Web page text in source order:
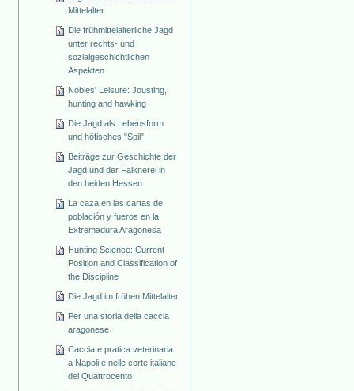
Mittelalter
Die frühmittelalterliche Jagd
unter rechts- und
sozialgeschichtlichen
Aspekten
Nobles' Leisure: Jousting,
hunting and hawking
Die Jagd als Lebensform
und höfisches "Spil"
Beiträge zur Geschichte der
Jagd und der Falknerei in
den beiden Hessen
La caza en las cartas de
población y fueros en la
Extremadura Aragonesa
Hunting Science: Current
Position and Classification of
the Discipline
Die Jagd im frühen Mittelalter
Per una storia della caccia
aragonese
Caccia e pratica veterinaria
a Napoli e nelle corte italiane
del Quattrocento